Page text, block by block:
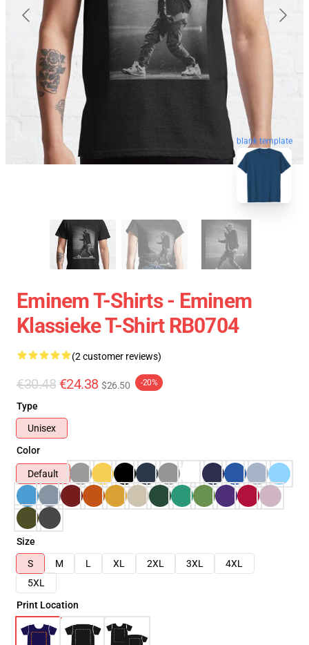
blank template
Eminem T-Shirts - Eminem
Klassieke T-Shirt RB0704
(2 customer reviews)
€30.48 €24.38 $26.50 -20%
Type
Unisex
Color
Default
Size
S
M L XL 2XL 3XL
4XL
5XL
Print Location